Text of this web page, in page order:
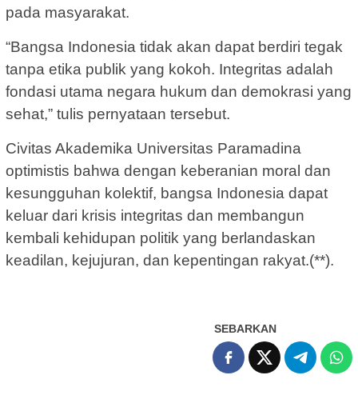
pada masyarakat.
“Bangsa Indonesia tidak akan dapat berdiri tegak
tanpa etika publik yang kokoh. Integritas adalah
fondasi utama negara hukum dan demokrasi yang
sehat,” tulis pernyataan tersebut.
Civitas Akademika Universitas Paramadina
optimistis bahwa dengan keberanian moral dan
kesungguhan kolektif, bangsa Indonesia dapat
keluar dari krisis integritas dan membangun
kembali kehidupan politik yang berlandaskan
keadilan, kejujuran, dan kepentingan rakyat.(**).
SEBARKAN